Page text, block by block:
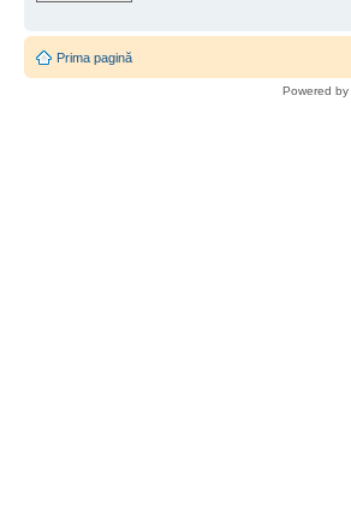
Prima pagină
Powered by